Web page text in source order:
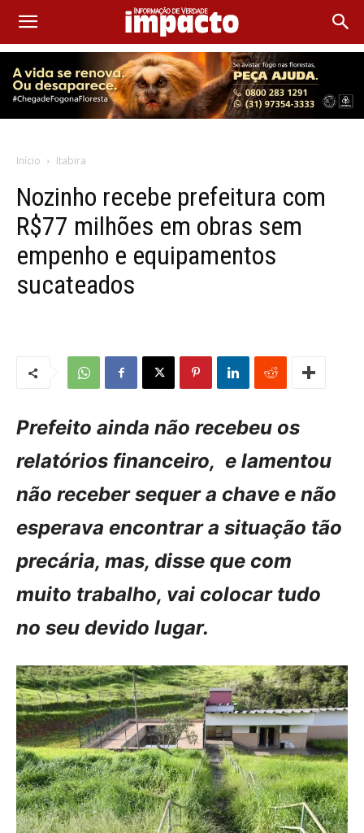
Início Itabira
Nozinho recebe prefeitura com
R$77 milhões em obras sem
empenho e equipamentos
sucateados
Prefeito ainda não recebeu os
relatórios financeiro, e lamentou
não receber sequer a chave e não
esperava encontrar a situação tão
precária, mas, disse que com
muito trabalho, vai colocar tudo
no seu devido lugar.